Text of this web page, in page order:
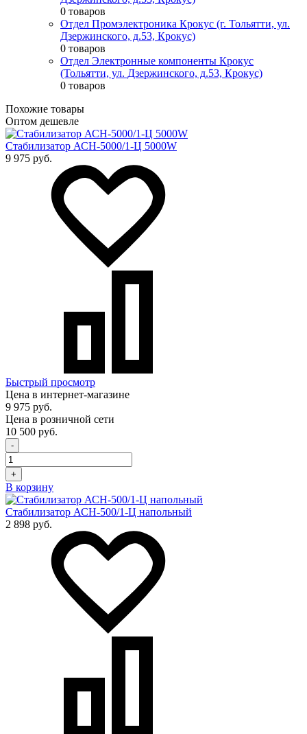
0 товаров
Отдел Промэлектроника Крокус (г. Тольятти, ул.
Дзержинского, д.53, Крокус)
0 товаров
Отдел Электронные компоненты Крокус
(Тольятти, ул. Дзержинского, д.53, Крокус)
0 товаров
Похожие товары
Оптом дешевле
Стабилизатор АСН-5000/1-Ц 5000W
9 975 руб.
Быстрый просмотр
Цена в интернет-магазине
9 975 руб.
Цена в розничной сети
10 500 руб.
-
+
В корзину
Стабилизатор АСН-500/1-Ц напольный
2 898 руб.